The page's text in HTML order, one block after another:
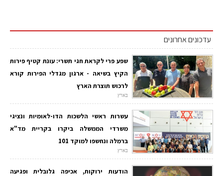
עדכונים אחרונים
שפע פרי לקראת חגי תשרי: עונת קטיף פירות
הקיץ בשיאה - ארגון מגדלי הפירות קורא
לרכוש תוצרת הארץ
בארץ
עשרות ראשי הלשכות הדו-לאומיות ונציגי
משרדי הממשלה ביקרו בקריית מד"א
ברמלה ונחשפו למוקד 101
בארץ
הודעות ירוקות, אכיפה גלובלית ופגיעה